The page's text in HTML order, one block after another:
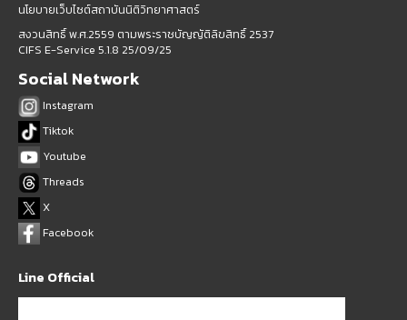
นโยบายเว็บไซต์สถาบันนิติวิทยาศาสตร์
สงวนสิทธิ์ พ.ศ.2559 ตามพระราชบัญญัติลิขสิทธิ์ 2537
CIFS E-Service 5.1.8 25/09/25
Social Network
Instagram
Tiktok
Youtube
Threads
X
Facebook
Line Official